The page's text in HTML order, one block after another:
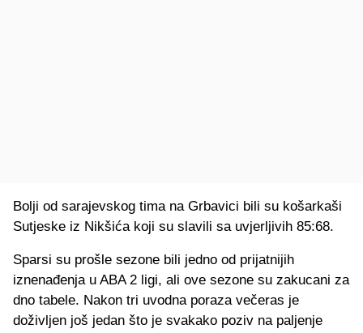
Bolji od sarajevskog tima na Grbavici bili su košarkaši
Sutjeske iz Nikšića koji su slavili sa uvjerljivih 85:68.
Sparsi su prošle sezone bili jedno od prijatnijih
iznenađenja u ABA 2 ligi, ali ove sezone su zakucani za
dno tabele. Nakon tri uvodna poraza večeras je
doživljen još jedan što je svakako poziv na paljenje